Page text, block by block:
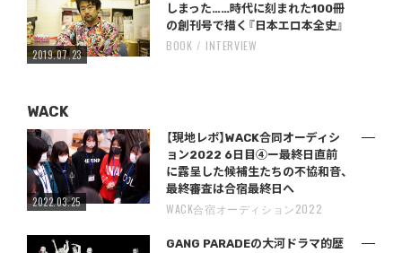
2019.07.23
しまった……時代に刻まれた100冊
の創刊号で描く『日本エロ本全史』
BOOK INTERVIEW
WACK
2022.03.25
【現地レポ】WACK合同オーディシ
ョン2022 6日目④ー最終日直前
に露呈した候補生たちの不協和音、
最終審査は合宿最終日へ
WACK合宿オーディション2022
GANG PARADEの大河ドラマ的歴